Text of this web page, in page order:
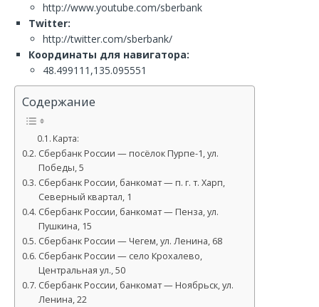
http://www.youtube.com/sberbank
Twitter:
http://twitter.com/sberbank/
Координаты для навигатора:
48.499111,135.095551
Содержание
Карта:
Сбербанк России — посёлок Пурпе-1, ул.
Победы, 5
Сбербанк России, банкомат — п. г. т. Харп,
Северный квартал, 1
Сбербанк России, банкомат — Пенза, ул.
Пушкина, 15
Сбербанк России — Чегем, ул. Ленина, 68
Сбербанк России — село Крохалево,
Центральная ул., 50
Сбербанк России, банкомат — Ноябрьск, ул.
Ленина, 22